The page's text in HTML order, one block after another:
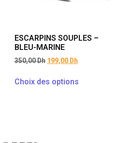
ESCARPINS SOUPLES –
BLEU-MARINE
350,00Dh 199,00 Dh
Choix des options